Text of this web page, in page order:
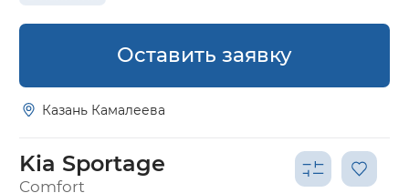
Оставить заявку
Казань Камалеева
Kia Sportage
Comfort